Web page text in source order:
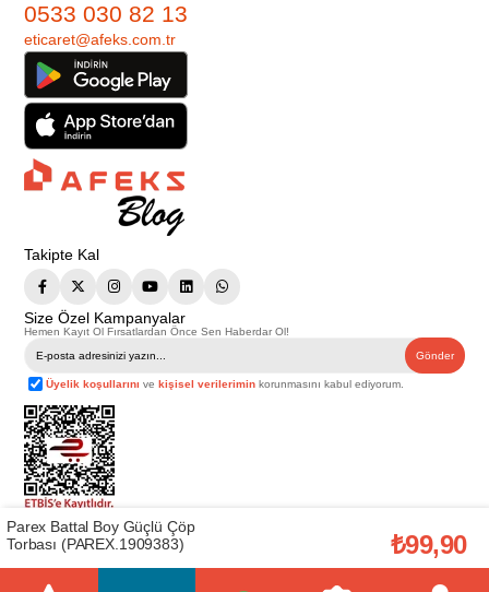
0533 030 82 13
eticaret@afeks.com.tr
Takipte Kal
Size Özel Kampanyalar
Hemen Kayıt Ol Fırsatlardan Önce Sen Haberdar Ol!
Gönder
Üyelik koşullarını vekişisel verilerimin korunmasını kabul ediyorum.
Telif Hakkı © 2026Afeks Yapı Market
. Tüm hakları saklıdır.
Bu web sitesindeki tüm ürünler ticari amaçlıdır. Web sitemizde yer alan
görsel ve yazılı içerikler firmamıza ait olup, firmamızın yazılı izni alınmadan
başka yerlerde kullanılamaz. İçeriklerin izin alınmadan kopyalanması ve
Parex Battal Boy Güçlü Çöp
Torbası (PAREX.1909383)
₺99,90